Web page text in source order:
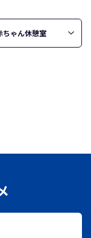
ちゃん休憩室